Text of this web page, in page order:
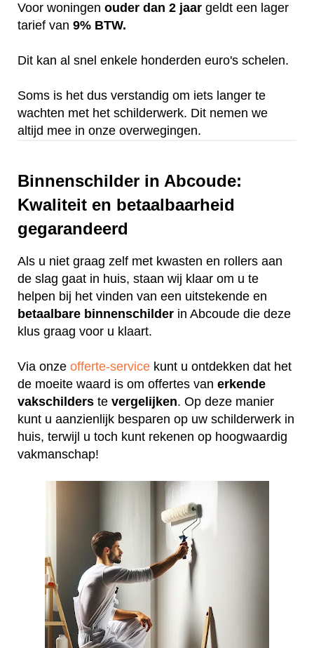
Voor woningen ouder dan 2 jaar geldt een lager
tarief van 9% BTW.
Dit kan al snel enkele honderden euro's schelen.
Soms is het dus verstandig om iets langer te
wachten met het schilderwerk. Dit nemen we
altijd mee in onze overwegingen.
Binnenschilder in Abcoude:
Kwaliteit en betaalbaarheid
gegarandeerd
Als u niet graag zelf met kwasten en rollers aan
de slag gaat in huis, staan wij klaar om u te
helpen bij het vinden van een uitstekende en
betaalbare binnenschilder in Abcoude die deze
klus graag voor u klaart.
Via onze offerte-service kunt u ontdekken dat het
de moeite waard is om offertes van erkende
vakschilders te vergelijken. Op deze manier
kunt u aanzienlijk besparen op uw schilderwerk in
huis, terwijl u toch kunt rekenen op hoogwaardig
vakmanschap!